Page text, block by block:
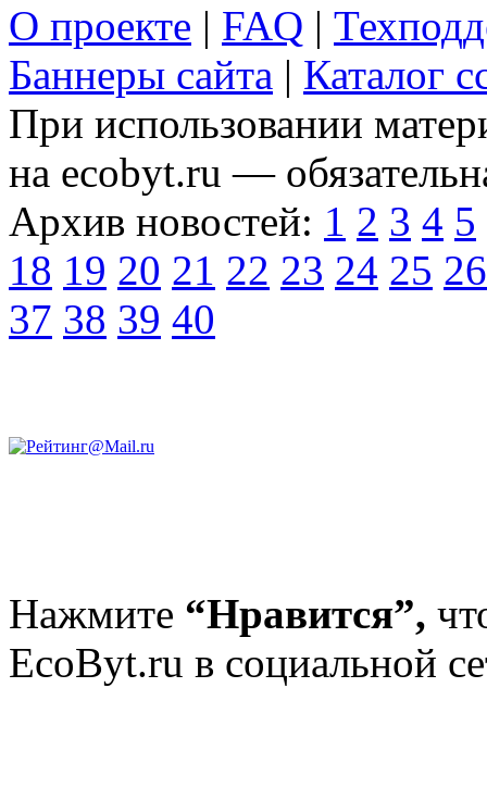
О проекте | FAQ |
Баннеры сайта | Каталог
При использовании
на ecobyt.ru —
Архив новостей: 1 2 3 4 5
18 19 20 21 22 23 24 25 26
37 38 39 40
Нажмите “Нравится”,
EcoByt.ru в социальной